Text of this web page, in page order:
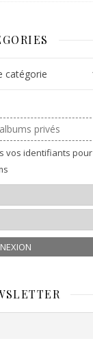
privés
vos identifiants pour